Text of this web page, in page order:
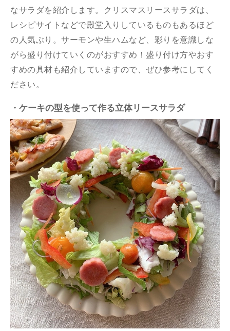
なサラダを紹介します。クリスマスリースサラダは、
レシピサイトなどで殿堂入りしているものもあるほど
の人気ぶり。サーモンや生ハムなど、彩りを意識しな
がら盛り付けていくのがおすすめ！盛り付け方やおす
すめの具材も紹介していますので、ぜひ参考にしてく
ださい。
・ケーキの型を使って作る立体リースサラダ